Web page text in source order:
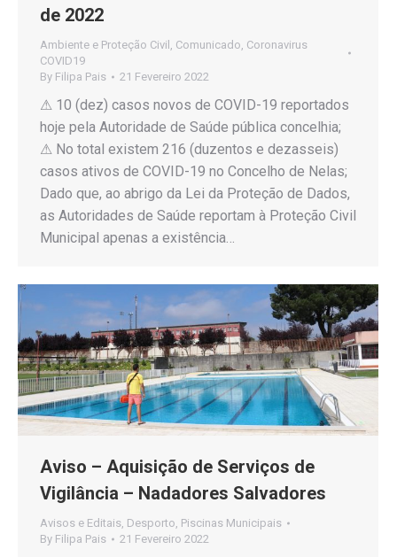
de 2022
Ambiente e Proteção Civil Comunicado Coronavirus
COVID19
By Filipa Pais 21 Fevereiro 2022
⚠ 10 (dez) casos novos de COVID-19 reportados
hoje pela Autoridade de Saúde pública concelhia;
⚠ No total existem 216 (duzentos e dezasseis)
casos ativos de COVID-19 no Concelho de Nelas;
Dado que, ao abrigo da Lei da Proteção de Dados,
as Autoridades de Saúde reportam à Proteção Civil
Municipal apenas a existência…
Aviso – Aquisição de Serviços de
Vigilância – Nadadores Salvadores
Avisos e Editais Desporto Piscinas Municipais
By Filipa Pais 21 Fevereiro 2022